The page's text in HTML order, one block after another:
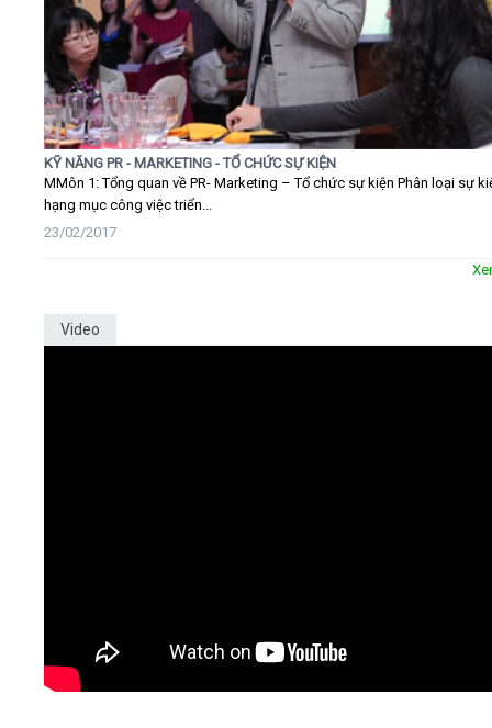
KỸ NĂNG PR - MARKETING - TỔ CHỨC SỰ KIỆN
MMôn 1: Tổng quan về PR- Marketing – Tổ chức sự kiện Phân loại sự
hạng mục công việc triển...
23/02/2017
Video